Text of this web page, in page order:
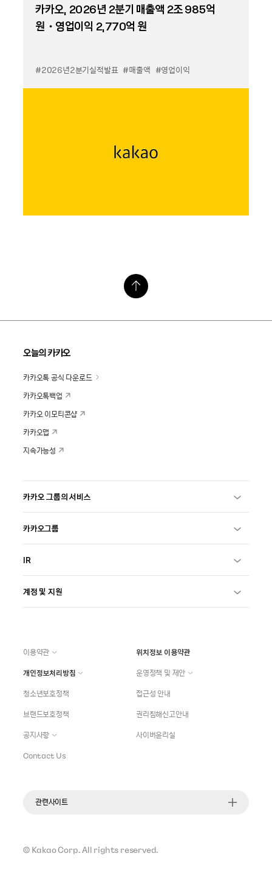
카카오, 2026년 2분기 매출액 2조 985억
원・영업이익 2,770억 원
#2026년2분기실적발표 #매출액 #영업이익
오늘의 카카오
카카오톡 공식 다운로드
카카오톡백업
카카오 이모티콘샵
카카오맵
지속가능성
카카오 그룹의 서비스
카카오그룹
IR
계정 및 지원
이용약관
위치정보 이용약관
개인정보처리방침
운영정책 및 제안
청소년보호정책
접근성 안내
브랜드보호정책
권리침해신고안내
공지사항
사이버윤리실
Contact Us
관련사이트
© Kakao Corp.All rights reserved.